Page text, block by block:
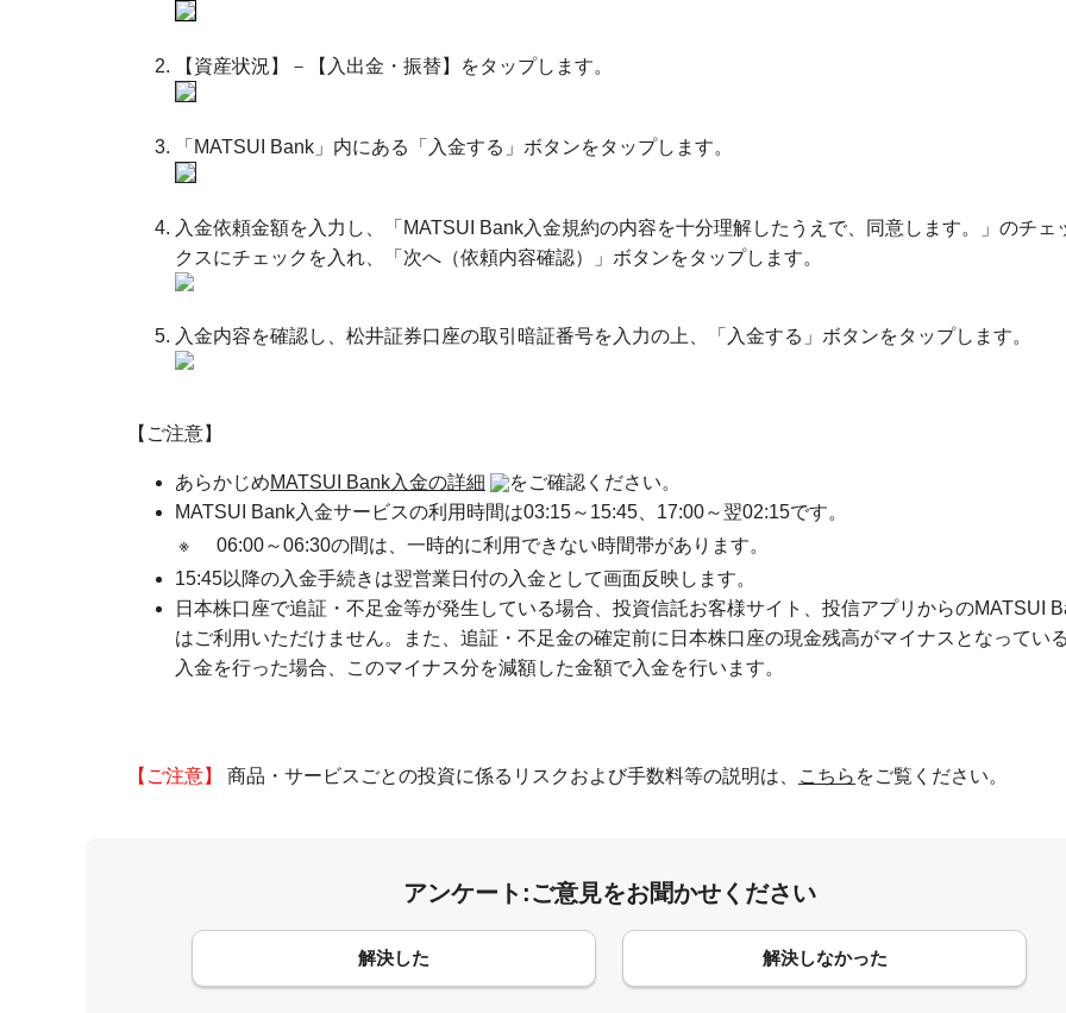
【資産状況】－【入出金・振替】をタップします。
「MATSUI Bank」内にある「入金する」ボタンをタップします。
入金依頼金額を入力し、「MATSUI Bank入金規約の内容を十分理解したうえで、同意します。」のチェ
クスにチェックを入れ、「次へ（依頼内容確認）」ボタンをタップします。
入金内容を確認し、松井証券口座の取引暗証番号を入力の上、「入金する」ボタンをタップします。
【ご注意】
あらかじめMATSUI Bank入金の詳細
をご確認ください。
MATSUI Bank入金サービスの利用時間は03:15～15:45、17:00～翌02:15です。
※
06:00～06:30の間は、一時的に利用できない時間帯があります。
15:45以降の入金手続きは翌営業日付の入金として画面反映します。
日本株口座で追証・不足金等が発生している場合、投資信託お客様サイト、投信アプリからのMATSUI
はご利用いただけません。また、追証・不足金の確定前に日本株口座の現金残高がマイナスとなってい
入金を行った場合、このマイナス分を減額した金額で入金を行います。
【ご注意】 商品・サービスごとの投資に係るリスクおよび手数料等の説明は、 こちら をご覧ください。
アンケート:ご意見をお聞かせください
解決した 解決しなかった
コメント